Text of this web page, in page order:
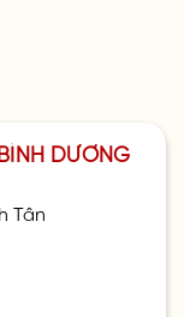
DƯƠNG
Tân